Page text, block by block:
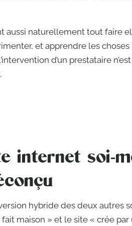
aussi naturellement tout faire
et apprendre les
d’un prestataire
internet soi-
hybride des deux autres
maison » et le site « crée par